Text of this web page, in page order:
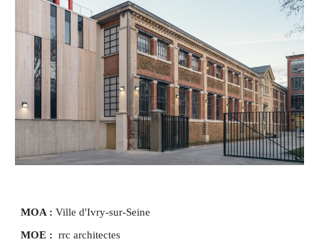
MOA : Ville d'Ivry-sur-Seine
MOE :
  rrc architectes